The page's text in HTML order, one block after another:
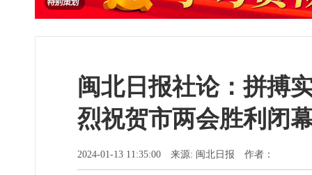
闽北日报社论：拼搏
烈祝贺市两会胜利闭
2024-01-13 11:35:00 来源: 闽北日报 作者：